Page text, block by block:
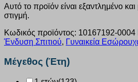
Αυτό το προϊόν είναι εξαντλημένο
στιγμή.
Κωδικός προϊόντος: 10167192-0004
Ένδυση Σπιτιού, Γυναικεία
Μέγεθος (Έτη)